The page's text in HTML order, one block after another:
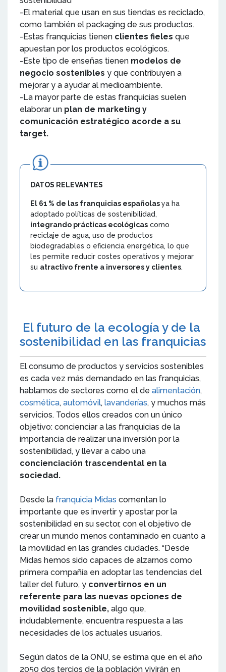
-El material que usan en sus tiendas es reciclado,
como también el packaging de sus productos.
-Estas franquicias tienen clientes fieles que
apuestan por los productos ecológicos.
-Este tipo de enseñas tienen modelos de
negocio sostenibles y que contribuyen a
mejorar y a ayudar al medioambiente.
-La mayor parte de estas franquicias suelen
elaborar un plan de marketing y
comunicación estratégico acorde a su
target.
DATOS RELEVANTES
El 61 % de las franquicias españolasya ha
adoptado políticas de sostenibilidad,
integrando prácticas ecológicas como
reciclaje de agua, uso de productos
biodegradables o eficiencia energética, lo que
les permite reducir costes operativos y mejorar
su atractivo frente a inversores y clientes.
El futuro de la ecología y de la
sostenibilidad en las franquicias
El consumo de productos y servicios sostenibles
es cada vez más demandado en las franquicias,
hablamos de sectores como el de alimentación,
cosmética, automóvil, lavanderías, y muchos más
servicios. Todos ellos creados con un único
objetivo: concienciar a las franquicias de la
importancia de realizar una inversión por la
sostenibilidad, y llevar a cabo una
concienciación trascendental en la
sociedad.
Desde la franquicia Midas comentan lo
importante que es invertir y apostar por la
sostenibilidad en su sector, con el objetivo de
crear un mundo menos contaminado en cuanto a
la movilidad en las grandes ciudades. “Desde
Midas hemos sido capaces de alzarnos como
primera compañía en adoptar las tendencias del
taller del futuro, y convertirnos en un
referente para las nuevas opciones de
movilidad sostenible, algo que,
indudablemente, encuentra respuesta a las
necesidades de los actuales usuarios.
Según datos de la ONU, se estima que en el año
2050 dos tercios de la población vivirán en